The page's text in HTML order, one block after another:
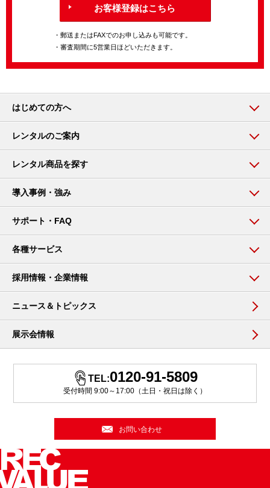
お客様登録はこちら
・郵送またはFAXでのお申し込みも可能です。
・審査期間に5営業日ほどいただきます。
はじめての方へ
レンタルのご案内
レンタル商品を探す
導入事例・強み
サポート・FAQ
各種サービス
採用情報・企業情報
ニュース＆トピックス
展示会情報
TEL:0120-91-5809
受付時間 9:00～17:00（土日・祝日は除く）
お問い合わせ